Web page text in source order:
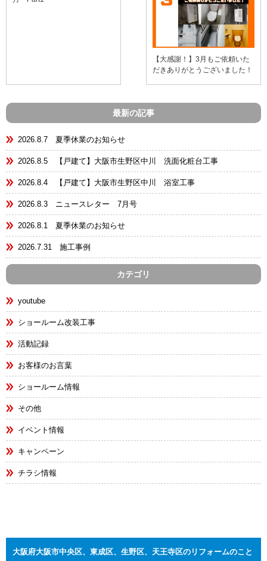
【大感謝！】3月もご依頼いた
だきありがとうございました！
最新の記事
2026.8.7 夏季休業のお知らせ
2026.8.5 【戸建て】大阪市生野区中川 洗面化粧台工事
2026.8.4 【戸建て】大阪市生野区中川 浴室工事
2026.8.3 ニュースレター 7月号
2026.8.1 夏季休業のお知らせ
2026.7.31 施工事例
カテゴリ
youtube
ショールーム改装工事
活動記録
お客様のお言葉
ショールーム情報
その他
イベント情報
キャンペーン
チラシ情報
大阪府大阪市中央区、東成区、生野区、天王寺区のリフォームのこと